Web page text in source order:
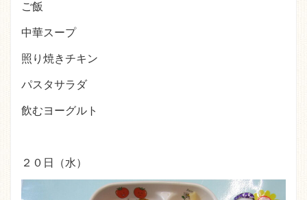
ご飯
中華スープ
照り焼きチキン
パスタサラダ
飲むヨーグルト
２０日（水）